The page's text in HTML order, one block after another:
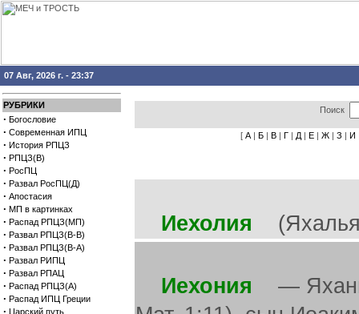
07 Авг, 2026 г. - 23:37
РУБРИКИ
· Богословие
· Современная ИПЦ
· История РПЦЗ
· РПЦЗ(В)
· РосПЦ
· Развал РосПЦ(Д)
· Апостасия
· МП в картинках
· Распад РПЦЗ(МП)
· Развал РПЦЗ(В-В)
· Развал РПЦЗ(В-А)
· Развал РИПЦ
· Развал РПАЦ
· Распад РПЦЗ(А)
· Распад ИПЦ Греции
· Царский путь
Поиск
[ А | Б | В | Г | Д | Е | Ж | З | И
Иехолия
Иехония —